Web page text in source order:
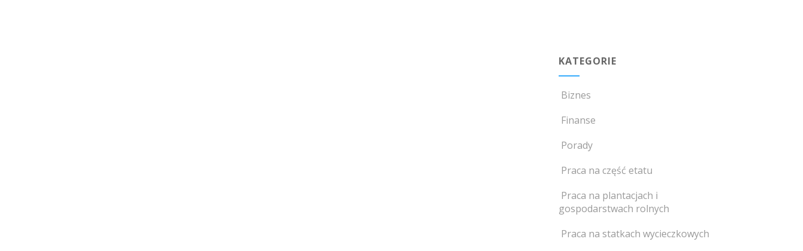
KATEGORIE
Biznes
Finanse
Porady
Praca na część etatu
Praca na plantacjach i
gospodarstwach rolnych
Praca na statkach wycieczkowych